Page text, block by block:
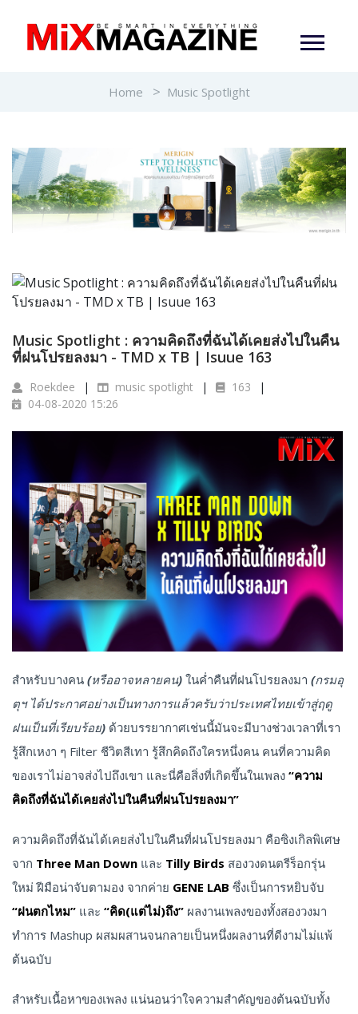
Home Music Spotlight
Music Spotlight : ความคิดถึงที่ฉันได้เคยส่งไปในคืน
ที่ฝนโปรยลงมา - TMD x TB | Isuue 163
Roekdee music spotlight
163
04-08-2020 15:26
สำหรับบางคน (หรืออาจหลายคน) ในค่ำคืนที่ฝนโปรยลงมา (กรมอุ
ตุฯ ได้ประกาศอย่างเป็นทางการแล้วครับว่าประเทศไทยเข้าสู่ฤดู
ฝนเป็นที่เรียบร้อย) ด้วยบรรยากาศเช่นนี้มันจะมีบางช่วงเวลาที่เรา
รู้สึกเหงา ๆ Filter ชีวิตสีเทา รู้สึกคิดถึงใครหนึ่งคน คนที่ความคิด
ของเราไม่อาจส่งไปถึงเขา และนี่คือสิ่งที่เกิดขึ้นในเพลง “ความ
คิดถึงที่ฉันได้เคยส่งไปในคืนที่ฝนโปรยลงมา”
ความคิดถึงที่ฉันได้เคยส่งไปในคืนที่ฝนโปรยลงมา คือซิงเกิลพิเศษ
จาก Three Man Down และ Tilly Birds สองวงดนตรีร็อกรุ่น
ใหม่ ฝีมือน่าจับตามอง จากค่าย GENE LAB ซึ่งเป็นการหยิบจับ
“ฝนตกไหม” และ “คิด(แต่ไม่)ถึง” ผลงานเพลงของทั้งสองวงมา
ทำการ Mashup ผสมผสานจนกลายเป็นหนึ่งผลงานที่ดีงามไม่แพ้
ต้นฉบับ
สำหรับเนื้อหาของเพลง แน่นอนว่าใจความสำคัญของต้นฉบับทั้ง